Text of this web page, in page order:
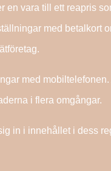
vara till ett reapris
med betalkort
med
i flera omgångar.
in i innehållet i dess